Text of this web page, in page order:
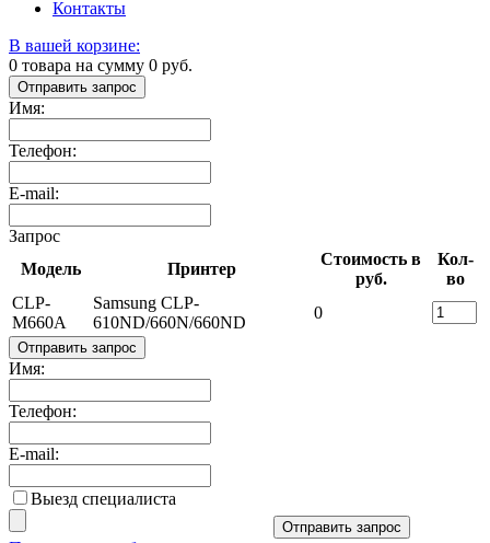
Контакты
В вашей корзине:
0 товара на сумму 0 руб.
Отправить запрос
Имя:
Телефон:
E-mail:
Запрос
Модель
Принтер
Стоимость в
руб.
Кол-
во
CLP-
M660A
Samsung CLP-
610ND/660N/660ND
0
Отправить запрос
Имя:
Телефон:
E-mail:
Выезд специалиста
Отправить запрос